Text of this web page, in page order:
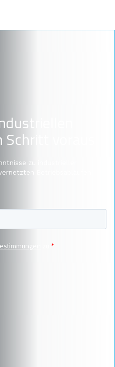
voraus
zu industrieller
Betriebsabläufen